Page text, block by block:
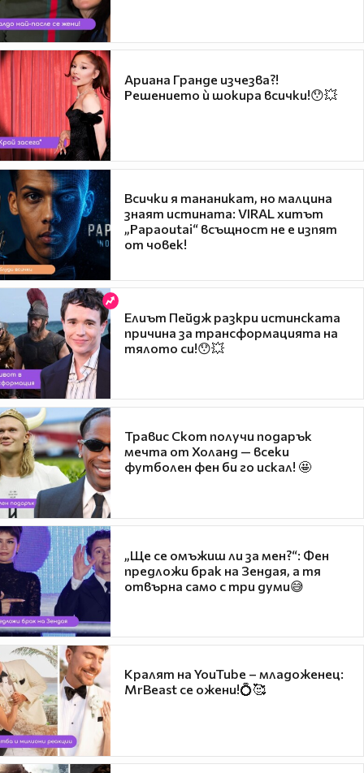
Ариана Гранде изчезва?!
Решението ѝ шокира всички!😯💥
Всички я тананикат, но малцина
знаят истината: VIRAL хитът
„Papaoutai“ всъщност не е изпят
от човек!
Елиът Пейдж разкри истинската
причина за трансформацията на
тялото си!😯💥
Травис Скот получи подарък
мечта от Холанд — всеки
футболен фен би го искал! 🤩
„Ще се омъжиш ли за мен?“: Фен
предложи брак на Зендая, а тя
отвърна само с три думи😅
Кралят на YouTube – младоженец:
MrBeast се ожени!💍🥰